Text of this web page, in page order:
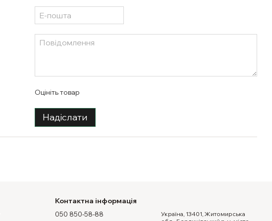
Оцініть товар
Надіслати
Контактна інформація
050 850-58-88
Україна, 13401, Житомирська